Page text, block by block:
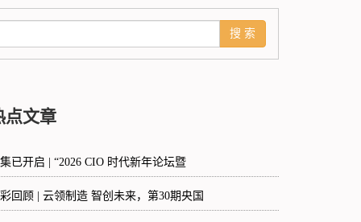
点文章
已开启 | “2026 CIO 时代新年论坛暨
回顾 | 云领制造 智创未来，第30期央国